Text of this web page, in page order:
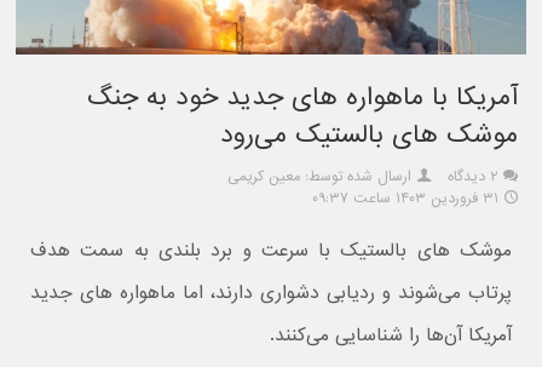
آمریکا با ماهواره های جدید خود به جنگ
موشک های بالستیک می‌رود
۲ دیدگاه
ارسال شده توسط: معین کریمی
۳۱ فروردین ۱۴۰۳ ساعت ۰۹:۳۷
موشک های بالستیک با سرعت و برد بلندی به سمت هدف
پرتاب می‌شوند و ردیابی دشواری دارند، اما ماهواره های جدید
آمریکا آن‌ها را شناسایی می‌کنند.